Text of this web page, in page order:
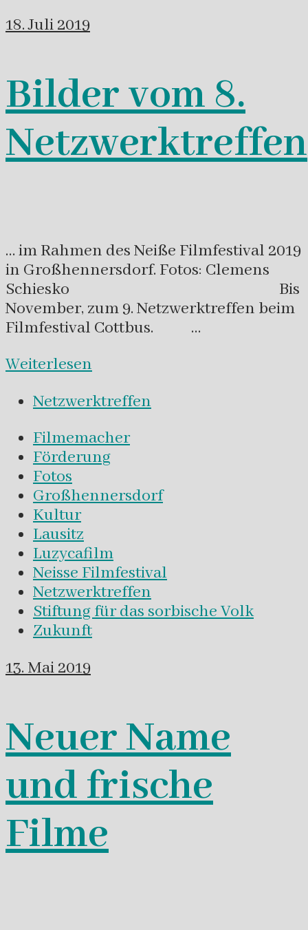
18. Juli 2019
Bilder vom 8.
Netzwerktreffen
… im Rahmen des Neiße Filmfestival 2019
in Großhennersdorf. Fotos: Clemens
Schiesko Bis
November, zum 9. Netzwerktreffen beim
Filmfestival Cottbus. …
Weiterlesen
Netzwerktreffen
Filmemacher
Förderung
Fotos
Großhennersdorf
Kultur
Lausitz
Luzycafilm
Neisse Filmfestival
Netzwerktreffen
Stiftung für das sorbische Volk
Zukunft
13. Mai 2019
Neuer Name
und frische
Filme